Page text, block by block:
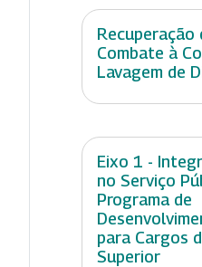
Recuperação
Combate à
Lavagem de
Eixo 1 -
no Serviço
Programa de
para Cargos
Superior